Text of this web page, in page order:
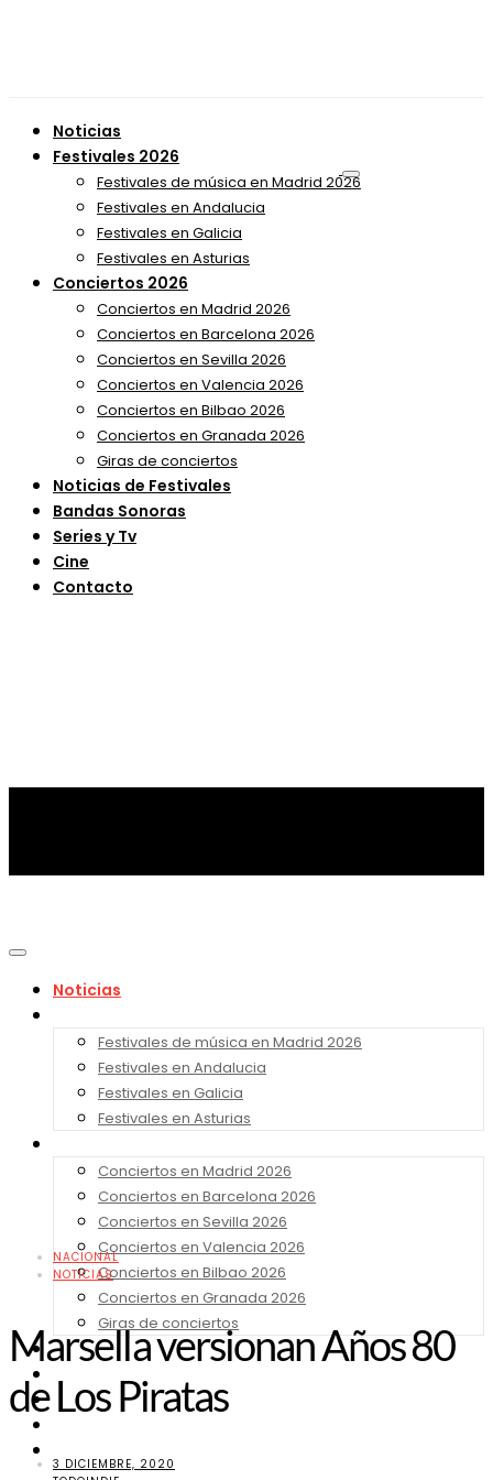
Noticias
Festivales 2026
Festivales de música en Madrid 2026
Festivales en Andalucia
Festivales en Galicia
Festivales en Asturias
Conciertos 2026
Conciertos en Madrid 2026
Conciertos en Barcelona 2026
Conciertos en Sevilla 2026
Conciertos en Valencia 2026
Conciertos en Bilbao 2026
Conciertos en Granada 2026
Giras de conciertos
Noticias de Festivales
Bandas Sonoras
Series y Tv
Cine
Contacto
Noticias
Festivales de música en Madrid 2026
Festivales en Andalucia
Festivales en Galicia
Festivales en Asturias
Conciertos en Madrid 2026
Conciertos en Barcelona 2026
Conciertos en Sevilla 2026
Conciertos en Valencia 2026
Conciertos en Bilbao 2026
Conciertos en Granada 2026
Giras de conciertos
Noticias de Festivales
Series y Tv
NACIONAL
NOTICIAS
Marsella versionan Años 80
de Los Piratas
3 DICIEMBRE, 2020